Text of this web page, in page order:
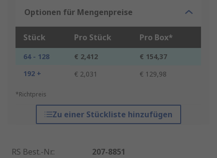
Optionen für Mengenpreise
Stück Pro Stück Pro Box*
64 - 128 € 2,412
€ 154,37
192 +
€ 2,031 € 129,98
*Richtpreis
Zu einer Stückliste hinzufügen
RS Best.-Nr.:
207-8851